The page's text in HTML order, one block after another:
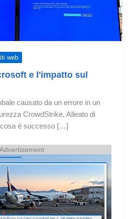
web
e l'impatto sul
causato da un errore in un
CrowdStrike, Alleato di
è successo […]
Advertisement